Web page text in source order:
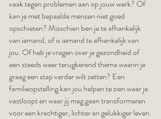
vaak tegen problemen aan op jouw werk? Of
kan je met bepaalde mensen niet goed
opschieten? Misschien ben je te afhankelijk
van iemand, of is iemand te afhankelijk van
jou. Of heb je vragen over je gezondheid of
een steeds weer terugkerend thema waarin je
graag een stap verder wilt zetten? Een
familieopstelling kan jou helpen te zien waar je
vastloopt en waar jij mag gaan transformeren
voor een krachtiger, lichter en gelukkiger leven.